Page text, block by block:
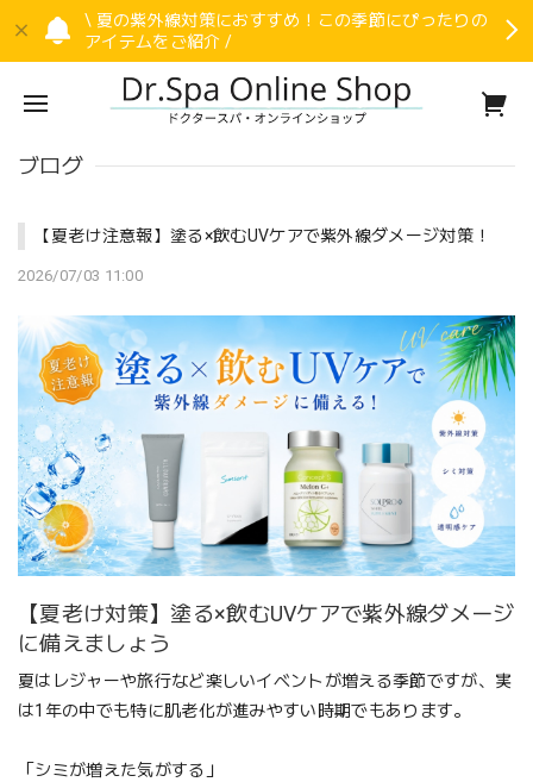
\ 夏の紫外線対策におすすめ！この季節にぴったりの
アイテムをご紹介 /
ブログ
【夏老け注意報】塗る×飲むUVケアで紫外線ダメージ対策！
2026/07/03 11:00
【夏老け対策】塗る×飲むUVケアで紫外線ダメージ
に備えましょう
夏はレジャーや旅行など楽しいイベントが増える季節ですが、実
は1年の中でも特に肌老化が進みやすい時期でもあります。
「シミが増えた気がする」